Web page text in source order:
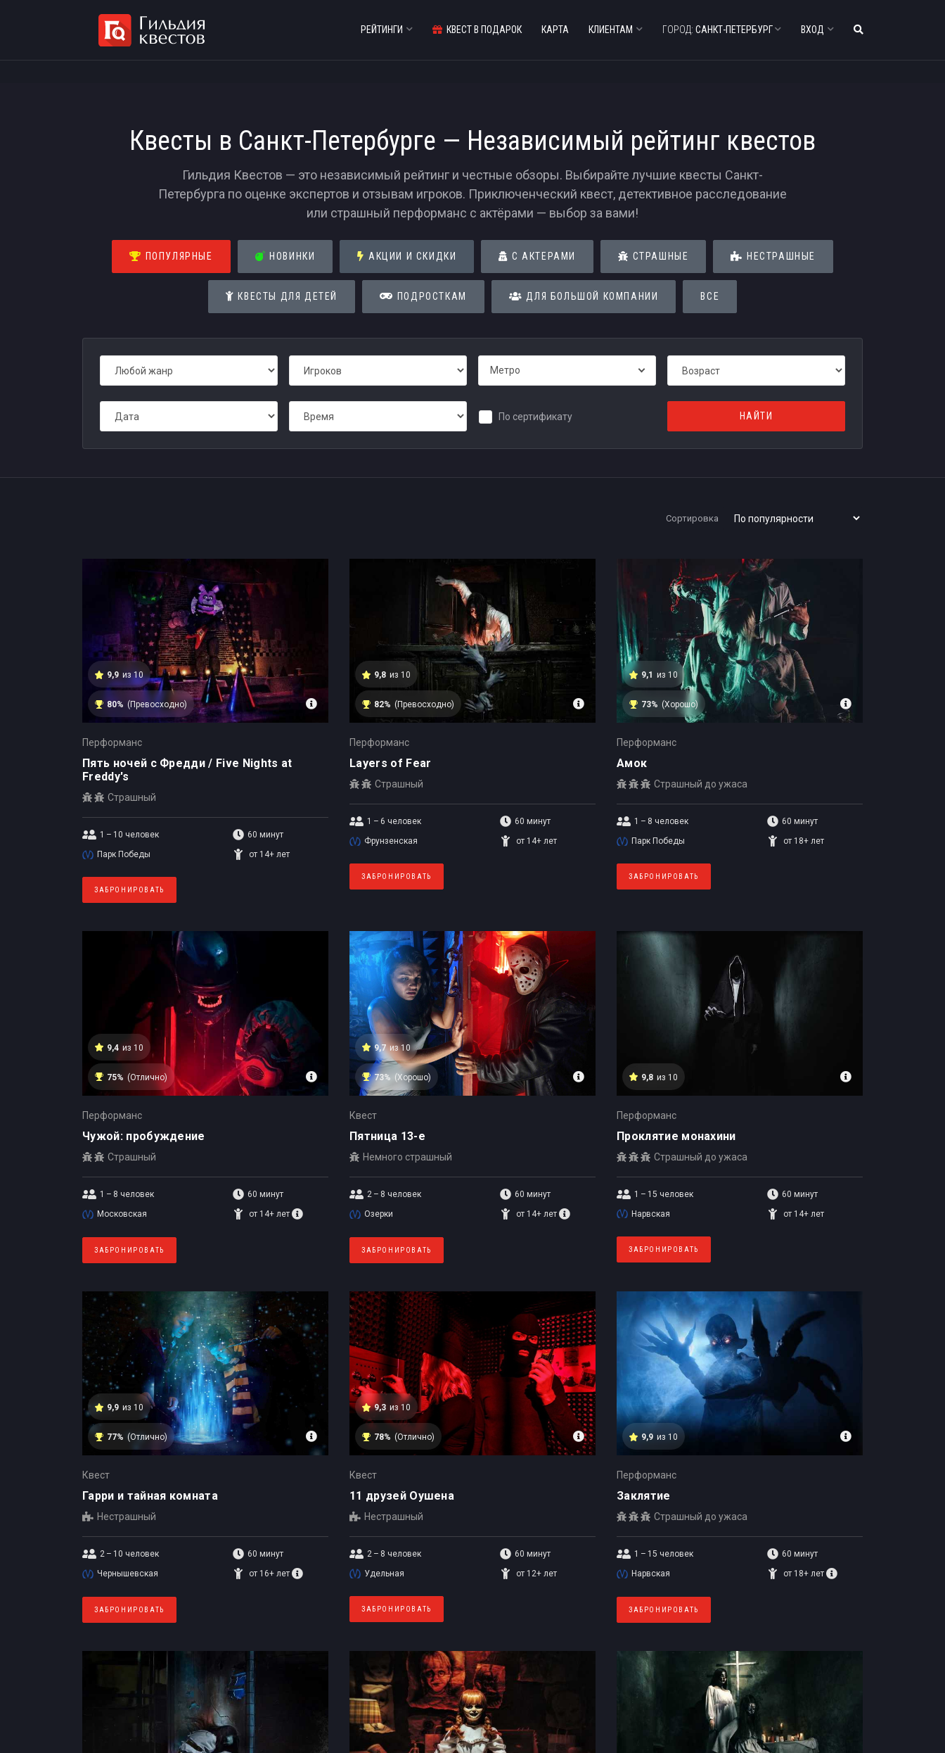
РЕЙТИНГИ КВЕСТ В ПОДАРОК КАРТА КЛИЕНТАМ ГОРОД: САНКТ-ПЕТЕРБУРГ ВХОД
Квесты в Санкт-Петербурге — Независимый рейтинг квестов
Гильдия Квестов — это независимый рейтинг и честные обзоры. Выбирайте лучшие квесты Санкт-
Петербурга по оценке экспертов и отзывам игроков. Приключенческий квест, детективное расследование
или страшный перформанс с актёрами — выбор за вами!
ПОПУЛЯРНЫЕ НОВИНКИ АКЦИИ И СКИДКИ С АКТЕРАМИ СТРАШНЫЕ НЕСТРАШНЫЕ
КВЕСТЫ ДЛЯ ДЕТЕЙ ПОДРОСТКАМ ДЛЯ БОЛЬШОЙ КОМПАНИИ ВСЕ
Метро
По сертификату
Сортировка
9,9 из 10
80% (Превосходно)
Перформанс
Пять ночей с Фредди / Five Nights at
Freddy's
Страшный
1 – 10 человек
60 минут
Парк Победы
от 14+ лет
ЗАБРОНИРОВАТЬ
9,8 из 10
82% (Превосходно)
Перформанс
Layers of Fear
Страшный
1 – 6 человек
60 минут
Фрунзенская
от 14+ лет
ЗАБРОНИРОВАТЬ
9,1 из 10
73% (Хорошо)
Перформанс
Амок
Страшный до ужаса
1 – 8 человек
60 минут
Парк Победы
от 18+ лет
ЗАБРОНИРОВАТЬ
9,4 из 10
75% (Отлично)
Перформанс
Чужой: пробуждение
Страшный
1 – 8 человек 60 минут
Московская от 14+ лет
ЗАБРОНИРОВАТЬ
9,7 из 10
73% (Хорошо)
Квест
Пятница 13-е
Немного страшный
2 – 8 человек 60 минут
Озерки от 14+ лет
ЗАБРОНИРОВАТЬ
9,8 из 10
Перформанс
Проклятие монахини
Страшный до ужаса
1 – 15 человек
60 минут
Нарвская
от 14+ лет
ЗАБРОНИРОВАТЬ
9,9 из 10
77% (Отлично)
Квест
Гарри и тайная комната
Нестрашный
2 – 10 человек 60 минут
Чернышевская от 16+ лет
ЗАБРОНИРОВАТЬ
9,3 из 10
78% (Отлично)
Квест
11 друзей Оушена
Нестрашный
2 – 8 человек
60 минут
Удельная
от 12+ лет
ЗАБРОНИРОВАТЬ
9,9 из 10
Перформанс
Заклятие
Страшный до ужаса
1 – 15 человек 60 минут
Нарвская от 18+ лет
ЗАБРОНИРОВАТЬ